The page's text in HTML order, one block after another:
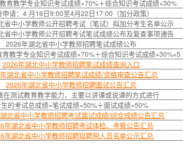
育教学专业知识考试成绩×70%＋综合知识考试成绩×30%
申请：4 月16日9:00至4月22日17:00（加分政策）
省中小学教师公开招聘考试（笔试）拟加分考生名单公示
省中小学教师公开招聘考试笔试成绩公布及复查事项通告
2026年湖北省中小学教师招聘笔试成绩公布
育教学专业知识考试成绩×70%＋综合知识考试成绩×30%+5
2026年湖北中小学教师招聘笔试成绩查询入口
湖北省中小学教师招聘笔试成绩/资格审查公告汇总
2026年湖北省中小学教师招聘面试公告汇总
在测试教育教学能力，主要以讲课或说课的方式进行
的考试总成绩=笔试成绩×50%＋面试成绩×50%
北省中小学教师招聘考试面试成绩/综合成绩公告汇总
年湖北省中小学教师招聘考试体检、考察公告汇总
年湖北省中小学教师招聘拟聘用人员名单公示汇总